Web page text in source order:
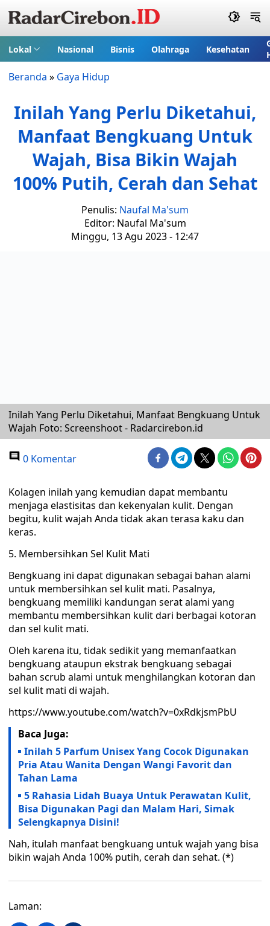
Lokal Nasional Bisnis Olahraga Kesehatan
Beranda » Gaya Hidup
Inilah Yang Perlu Diketahui,
Manfaat Bengkuang Untuk
Wajah, Bisa Bikin Wajah
100% Putih, Cerah dan Sehat
Penulis: Naufal Ma'sum
Editor: Naufal Ma'sum
Minggu, 13 Agu 2023 - 12:47
Inilah Yang Perlu Diketahui, Manfaat Bengkuang Untuk
Wajah Foto: Screenshoot - Radarcirebon.id
0 Komentar
Kolagen inilah yang kemudian dapat membantu
menjaga elastisitas dan kekenyalan kulit. Dengan
begitu, kulit wajah Anda tidak akan terasa kaku dan
keras.
5. Membersihkan Sel Kulit Mati
Bengkuang ini dapat digunakan sebagai bahan alami
untuk membersihkan sel kulit mati. Pasalnya,
bengkuang memiliki kandungan serat alami yang
membantu membersihkan kulit dari berbagai kotoran
dan sel kulit mati.
Oleh karena itu, tidak sedikit yang memanfaatkan
bengkuang ataupun ekstrak bengkuang sebagai
bahan scrub alami untuk menghilangkan kotoran dan
sel kulit mati di wajah.
https://www.youtube.com/watch?v=0xRdkjsmPbU
Baca Juga:
Inilah 5 Parfum Unisex Yang Cocok Digunakan
Pria Atau Wanita Dengan Wangi Favorit dan
Tahan Lama
5 Rahasia Lidah Buaya Untuk Perawatan Kulit,
Bisa Digunakan Pagi dan Malam Hari, Simak
Selengkapnya Disini!
Nah, itulah manfaat bengkuang untuk wajah yang bisa
bikin wajah Anda 100% putih, cerah dan sehat. (*)
Laman: